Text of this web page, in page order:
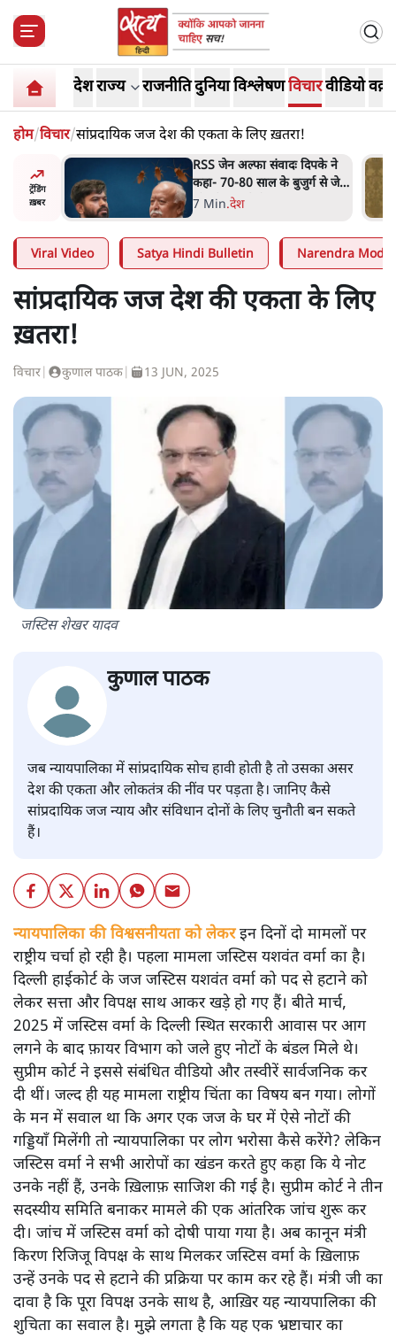
देशराज्य राजनीतिदुनियाविश्लेषणविचारवीडियो
होम/विचार/सांप्रदायिक जज देश की एकता के लिए ख़तरा!
ट्रेंडिंग
ख़बर
आवास
RSS जेन अल्फा संवादः दिपके ने
कहा- 70-80 साल के बुजुर्ग से जेन
जी को क्या मिलेगा
7 Min.देश
Viral Video Satya Hindi Bulletin Narendra Modi
सांप्रदायिक जज देश की एकता के लिए
ख़तरा!
विचार कुणाल पाठक 13 JUN, 2025
जस्टिस शेखर यादव
कुणाल पाठक
जब न्यायपालिका में सांप्रदायिक सोच हावी होती है तो उसका असर
देश की एकता और लोकतंत्र की नींव पर पड़ता है। जानिए कैसे
सांप्रदायिक जज न्याय और संविधान दोनों के लिए चुनौती बन सकते
हैं।
न्यायपालिका की विश्वसनीयता को लेकर इन दिनों दो मामलों पर
राष्ट्रीय चर्चा हो रही है। पहला मामला जस्टिस यशवंत वर्मा का है।
दिल्ली हाईकोर्ट के जज जस्टिस यशवंत वर्मा को पद से हटाने को
लेकर सत्ता और विपक्ष साथ आकर खड़े हो गए हैं। बीते मार्च,
2025 में जस्टिस वर्मा के दिल्ली स्थित सरकारी आवास पर आग
लगने के बाद फ़ायर विभाग को जले हुए नोटों के बंडल मिले थे।
सुप्रीम कोर्ट ने इससे संबंधित वीडियो और तस्वीरें सार्वजनिक कर
दी थीं। जल्द ही यह मामला राष्ट्रीय चिंता का विषय बन गया। लोगों
के मन में सवाल था कि अगर एक जज के घर में ऐसे नोटों की
गड्डियाँ मिलेंगी तो न्यायपालिका पर लोग भरोसा कैसे करेंगे? लेकिन
जस्टिस वर्मा ने सभी आरोपों का खंडन करते हुए कहा कि ये नोट
उनके नहीं हैं, उनके ख़िलाफ़ साजिश की गई है। सुप्रीम कोर्ट ने तीन
सदस्यीय समिति बनाकर मामले की एक आंतरिक जांच शुरू कर
दी। जांच में जस्टिस वर्मा को दोषी पाया गया है। अब कानून मंत्री
किरण रिजिजू विपक्ष के साथ मिलकर जस्टिस वर्मा के ख़िलाफ़
उन्हें उनके पद से हटाने की प्रक्रिया पर काम कर रहे हैं। मंत्री जी का
दावा है कि पूरा विपक्ष उनके साथ है, आख़िर यह न्यायपालिका की
शुचिता का सवाल है। मुझे लगता है कि यह एक भ्रष्टाचार का